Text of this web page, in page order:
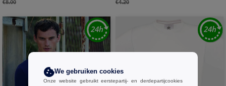
€8.00 €4.20
We gebruiken cookies
Onze website gebruikt eerstepartij- en derdepartijcookies